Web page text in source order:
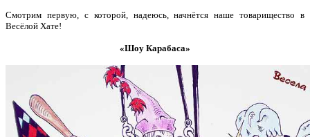
Смотрим первую, с которой, надеюсь, начнётся наше товарищество в
Весёлой Хате!
«Шоу Карабаса»